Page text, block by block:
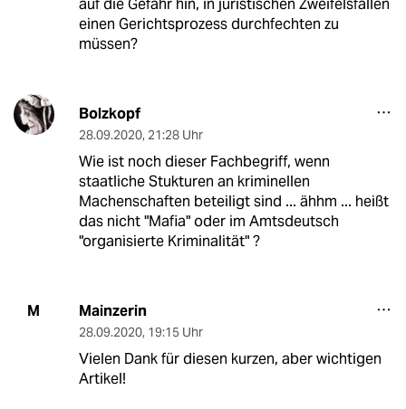
auf die Gefahr hin, in juristischen Zweifelsfällen
einen Gerichtsprozess durchfechten zu
müssen?
Bolzkopf
28.09.2020, 21:28 Uhr
Wie ist noch dieser Fachbegriff, wenn
staatliche Stukturen an kriminellen
Machenschaften beteiligt sind ... ähhm ... heißt
das nicht "Mafia" oder im Amtsdeutsch
"organisierte Kriminalität" ?
M Mainzerin
28.09.2020, 19:15 Uhr
Vielen Dank für diesen kurzen, aber wichtigen
Artikel!